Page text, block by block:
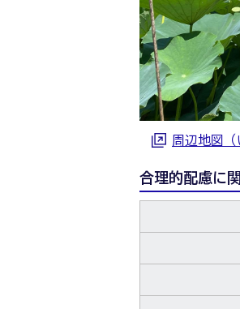
周辺地図（
合理的配慮に